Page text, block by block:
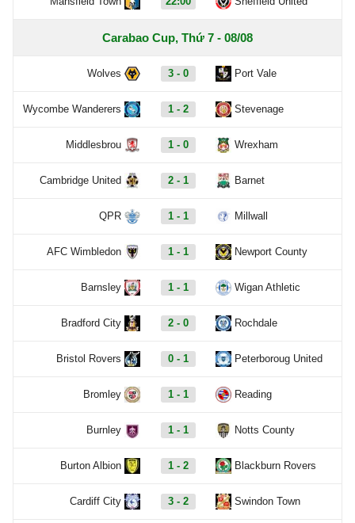
Carabao Cup, Thứ 7 - 08/08
Wolves 3 - 0 Port Vale
Wycombe Wanderers 1 - 2 Stevenage
Middlesbrou 1 - 0 Wrexham
Cambridge United 2 - 1 Barnet
QPR 1 - 1 Millwall
AFC Wimbledon 1 - 1 Newport County
Barnsley 1 - 1 Wigan Athletic
Bradford City 2 - 0 Rochdale
Bristol Rovers 0 - 1 Peterboroug United
Bromley 1 - 1 Reading
Burnley 1 - 1 Notts County
Burton Albion 1 - 2 Blackburn Rovers
Cardiff City 3 - 2 Swindon Town